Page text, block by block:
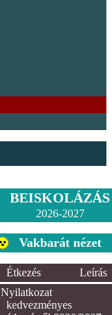
BEISKOLÁZÁS
2026-2027
Vakbarát nézet
Étkezés
Leírás
Nyilatkozat
kedvezményes